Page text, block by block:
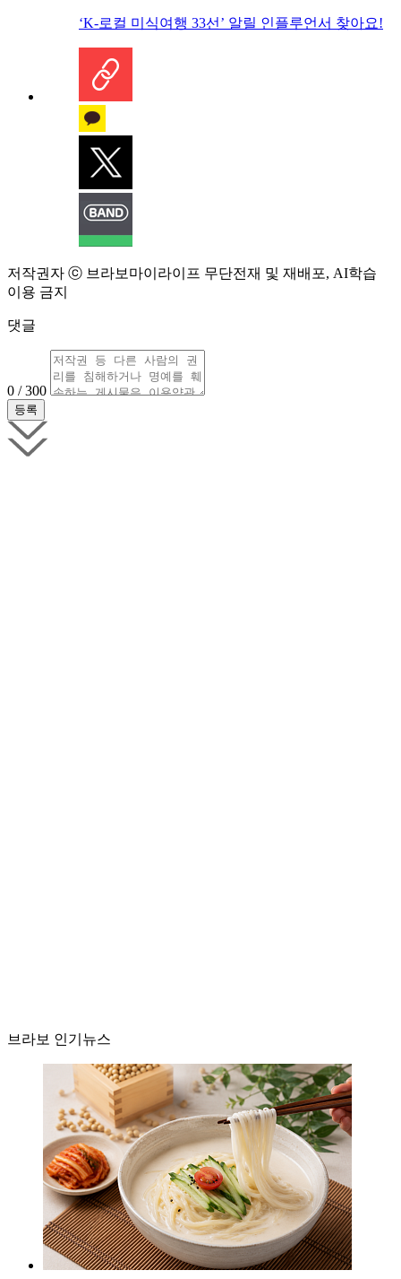
‘K-로컬 미식여행 33선’ 알릴 인플루언서 찾아요!
저작권자 ⓒ 브라보마이라이프 무단전재 및 재배포, AI학습
이용 금지
댓글
0 / 300
브라보 인기뉴스